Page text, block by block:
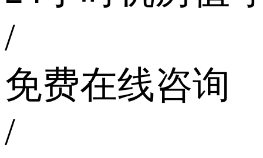
/
免费在线咨询
/